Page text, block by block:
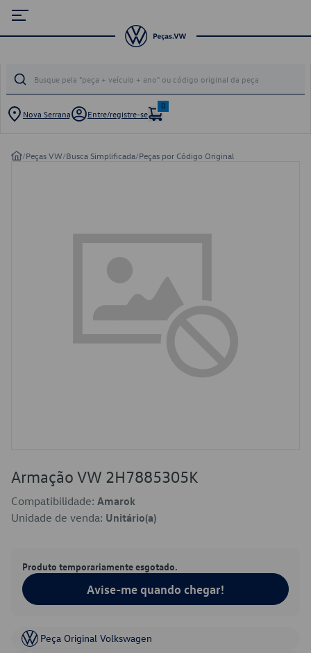
Nova Serrana Entre/registre-se
0
/Peças VW/Busca Simplificada/Peças por Código Original
Armação VW 2H7885305K
Compatibilidade: Amarok
Unidade de venda: Unitário(a)
Produto temporariamente esgotado.
Avise-me quando chegar!
Peça Original Volkswagen